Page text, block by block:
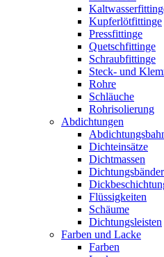
Kupferlötfittinge
Pressfittinge
Quetschfittinge
Schraubfittinge
Steck- und
Rohre
Schläuche
Rohrisolierung
Abdichtungen
Dichteinsätze
Dichtmassen
Dichtungsbänder
Flüssigkeiten
Schäume
Dichtungsleisten
Farben und Lacke
Farben